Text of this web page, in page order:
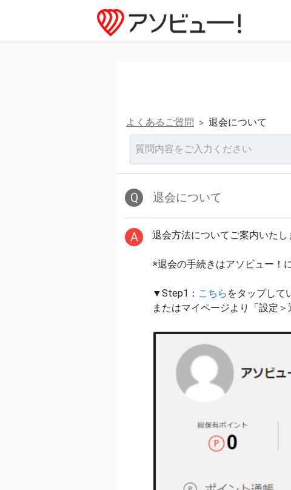
よくあるご質問 > 退会について
Q 退会について
A 退会方法についてご案内いたし
※退会の手続きはアソビュー！
▼Step1： こちら をタップして
またはマイページより「設定